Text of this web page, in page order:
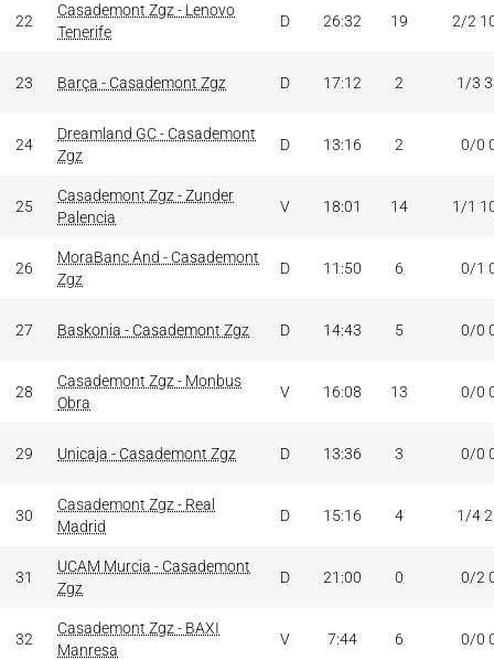
22
Casademont Zgz - Lenovo
Tenerife
D 26:32 19 2/2
23 Barça - Casademont Zgz D 17:12 2 1/3
24
Dreamland GC - Casademont
Zgz
D 13:16 2 0/0
25
Casademont Zgz - Zunder
Palencia
V 18:01 14 1/1
26
MoraBanc And - Casademont
Zgz
D 11:50 6 0/1
27 Baskonia - Casademont Zgz D 14:43 5 0/0
28
Casademont Zgz - Monbus
Obra
V 16:08 13 0/0
29 Unicaja - Casademont Zgz D 13:36 3 0/0
30
Casademont Zgz - Real
Madrid
D 15:16 4 1/4
31
UCAM Murcia - Casademont
Zgz
D 21:00 0 0/2
32
Casademont Zgz - BAXI
Manresa
V 7:44 6 0/0